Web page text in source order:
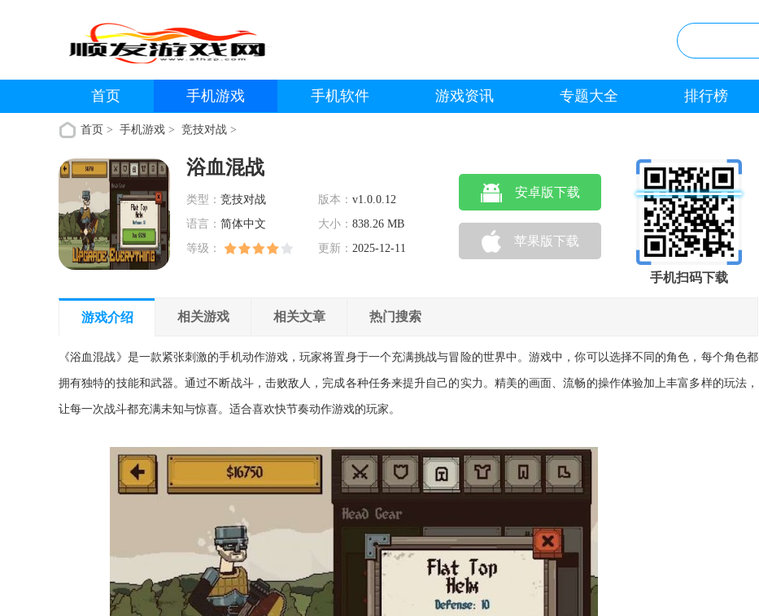
首页 手机游戏 手机软件 游戏资讯 专题大全 排行榜
首页 > 手机游戏 > 竞技对战 >
浴血混战
类型： 竞技对战 版本： v1.0.0.12
语言： 简体中文 大小： 838.26 MB
等级：
更新： 2025-12-11
安卓版下载
苹果版下载
手机扫码下载
游戏介绍 相关游戏 相关文章 热门搜索
《浴血混战》是一款紧张刺激的手机动作游戏，玩家将置身于一个充满挑战与冒险的世界中。游戏中，你可以选择不同的角色，每个角色都
拥有独特的技能和武器。通过不断战斗，击败敌人，完成各种任务来提升自己的实力。精美的画面、流畅的操作体验加上丰富多样的玩法，
让每一次战斗都充满未知与惊喜。适合喜欢快节奏动作游戏的玩家。